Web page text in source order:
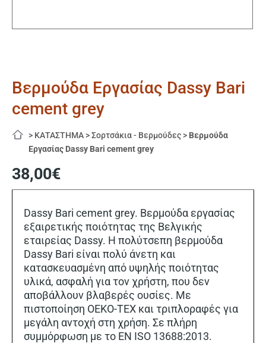
Βερμούδα Εργασίας Dassy Bari
cement grey
> ΚΑΤΑΣΤΗΜΑ >Σορτσάκια - Βερμούδες > Βερμούδα
Εργασίας Dassy Bari cement grey
38,00€
Dassy Bari cement grey. Βερμούδα εργασίας
εξαιρετικής ποιότητας της Βελγικής
εταιρείας Dassy. Η πολύτσεπη βερμούδα
Dassy Bari είναι πολύ άνετη και
κατασκευασμένη από υψηλής ποιότητας
υλικά, ασφαλή για τον χρήστη, που δεν
αποβάλλουν βλαβερές ουσίες. Με
πιστοποίηση OEKO-TEX και τριπλοραφές για
μεγάλη αντοχή στη χρήση. Σε πλήρη
συμμόρφωση με το EN ISO 13688:2013.